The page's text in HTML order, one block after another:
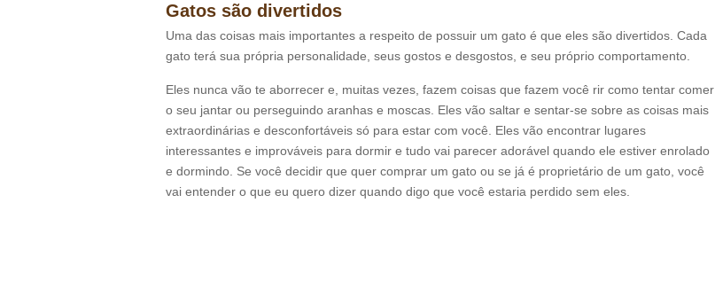
Gatos são divertidos
Uma das coisas mais importantes a respeito de possuir um gato é que eles são divertidos. Cada
gato terá sua própria personalidade, seus gostos e desgostos, e seu próprio comportamento.
Eles nunca vão te aborrecer e, muitas vezes, fazem coisas que fazem você rir como tentar comer
o seu jantar ou perseguindo aranhas e moscas. Eles vão saltar e sentar-se sobre as coisas mais
extraordinárias e desconfortáveis só para estar com você. Eles vão encontrar lugares
interessantes e improváveis para dormir e tudo vai parecer adorável quando ele estiver enrolado
e dormindo. Se você decidir que quer comprar um gato ou se já é proprietário de um gato, você
vai entender o que eu quero dizer quando digo que você estaria perdido sem eles.